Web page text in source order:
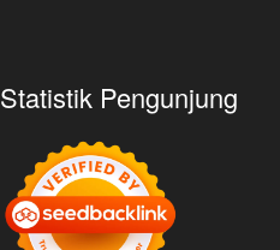
Statistik Pengunjung